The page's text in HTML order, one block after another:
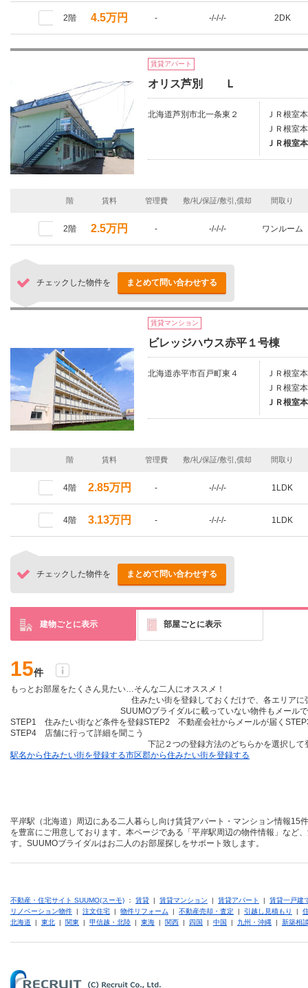
2階 4.5万円 - -/-/-/- 2DK
賃貸アパート
オリス芦別 Ｌ
北海道芦別市北一条東２
ＪＲ根室
ＪＲ根室
ＪＲ根室
階 賃料 管理費 敷/礼/保証/敷引,償却 間取り
2階 2.5万円 - -/-/-/- ワンルーム
チェックした物件を まとめて問い合わせする
賃貸マンション
ビレッジハウス赤平１号棟
北海道赤平市百戸町東４
ＪＲ根室
ＪＲ根室
ＪＲ根室
階 賃料 管理費 敷/礼/保証/敷引,償却 間取り
4階 2.85万円 - -/-/-/- 1LDK
4階 3.13万円 - -/-/-/- 1LDK
チェックした物件を まとめて問い合わせする
建物ごとに表示 部屋ごとに表示
15件
もっとお部屋をたくさん見たい…そんな二人にオススメ！
住みたい街を登録しておくだけで、各エリアに
SUUMOブライダルに載っていない物件も メール
STEP1 住みたい街など条件を登録STEP2 不動産会社からメールが届く
STEP4 店舗に行って詳細を聞こう
下記２つの登録方法のどちらかを選択して
駅名から住みたい街を登録する市区郡から住みたい街を登録する
平岸駅（北海道）周辺にある二人暮らし向け賃貸アパート・マンション情報
を豊富にご用意しております。本ページである「平岸駅周辺の物件情報」など
す。SUUMOブライダルはお二人のお部屋探しをサポート致します。
不動産・住宅サイト SUUMO(スーモ) ： 賃貸 | 賃貸マンション | 賃貸アパート | 賃貸一戸建
リノベーション物件 | 注文住宅 | 物件リフォーム | 不動産売却・査定 | 引越し見積もり |
北海道 | 東北 | 関東 | 甲信越・北陸 | 東海 | 関西 | 四国 | 中国 | 九州・沖縄 | 新築相